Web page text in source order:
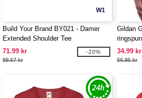
W1
Build Your Brand BY021 - Damer
Extended Shoulder Tee
71.99 kr
89.57 kr
-20%
Gildan
34.99 kr
56.95 kr